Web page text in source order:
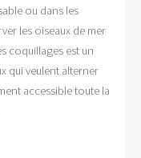
ou dans les
les oiseaux de mer
coquillages est un
qui veulent alterner
accessible toute la